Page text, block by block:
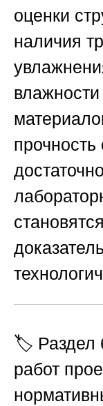
оценки
наличия
влажности
прочность
🏷️ Раздел
работ